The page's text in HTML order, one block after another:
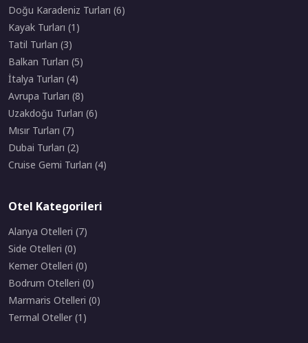
Doğu Karadeniz Turları (6)
Kayak Turları (1)
Tatil Turları (3)
Balkan Turları (5)
İtalya Turları (4)
Avrupa Turları (8)
Uzakdoğu Turları (6)
Mısır Turları (7)
Dubai Turları (2)
Cruise Gemi Turları (4)
Otel Kategorileri
Alanya Otelleri (7)
Side Otelleri (0)
Kemer Otelleri (0)
Bodrum Otelleri (0)
Marmaris Otelleri (0)
Termal Oteller (1)